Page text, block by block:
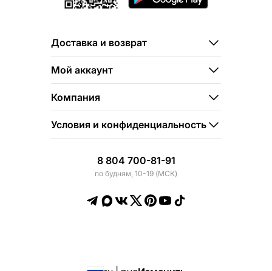
Доставка и возврат
Мой аккаунт
Компания
Условия и конфиденциальность
8 804 700-81-91
по будням, 10-19 (МСК)